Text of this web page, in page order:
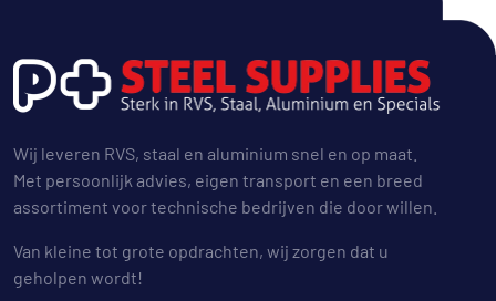
Wij leveren RVS, staal en aluminium snel en op maat.
Met persoonlijk advies, eigen transport en een breed
assortiment voor technische bedrijven die door willen.
Van kleine tot grote opdrachten, wij zorgen dat u
geholpen wordt!